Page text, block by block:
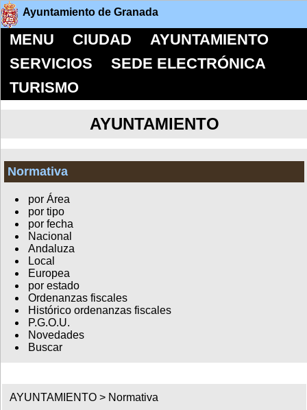
Ayuntamiento de Granada
MENU CIUDAD
AYUNTAMIENTO
SERVICIOS
SEDE ELECTRÓNICA
TURISMO
AYUNTAMIENTO
Normativa
por Área
por tipo
por fecha
Nacional
Andaluza
Local
Europea
por estado
Ordenanzas fiscales
Histórico ordenanzas fiscales
P.G.O.U.
Novedades
Buscar
AYUNTAMIENTO > Normativa